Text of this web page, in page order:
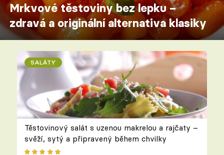
Mrkvové těstoviny bez lepku –
zdravá a originální alternativa klasiky
SALÁTY
Těstovinový salát s uzenou makrelou a rajčaty –
svěží, sytý a připravený během chvilky